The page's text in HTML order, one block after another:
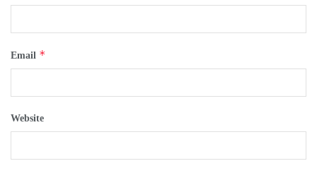
Email *
Website